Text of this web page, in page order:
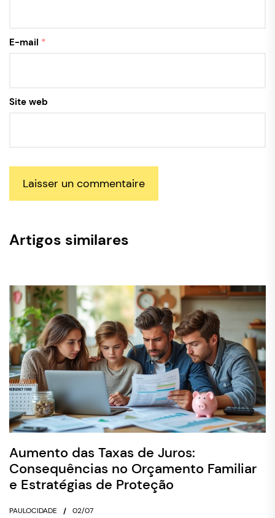
E-mail *
Site web
Artigos similares
Aumento das Taxas de Juros:
Consequências no Orçamento Familiar
e Estratégias de Proteção
PAULOCIDADE 02/07